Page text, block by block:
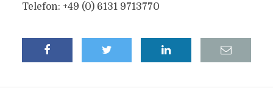
Telefon: +49 (0) 6131 9713770